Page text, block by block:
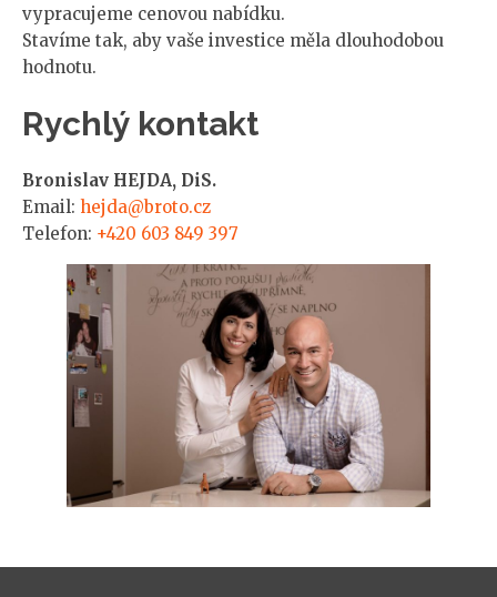
vypracujeme cenovou nabídku.
Stavíme tak, aby vaše investice měla dlouhodobou
hodnotu.
Rychlý kontakt
Bronislav HEJDA, DiS.
Email: hejda@broto.cz
Telefon: +420 603 849 397